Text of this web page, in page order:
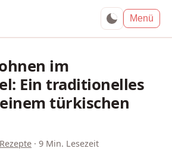
Menü
im
Ein traditionelles
türkischen
Rezepte · 9 Min. Lesezeit